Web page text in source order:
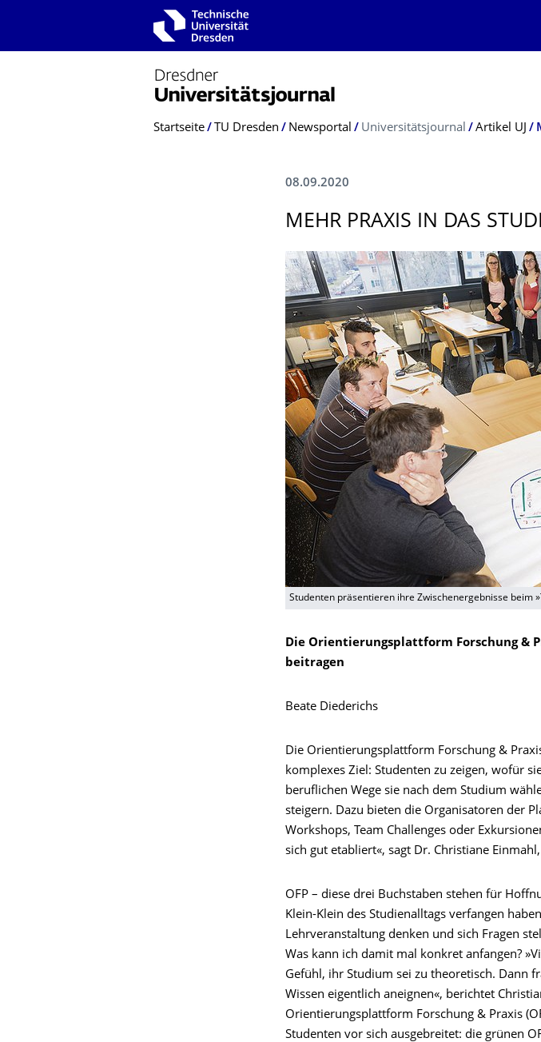
Zur Hauptnavigation springen
Breadcrumb-Menü
Startseite TU Dresden Newsportal Universitätsjournal Artikel UJ
08.09.2020
MEHR PRAXIS IN DAS
Studenten präsentieren ihre Zwischenergebnisse beim
Die Orientierungsplattform Forschung &
beitragen
Beate Diederichs
Die Orientierungsplattform Forschung &
komplexes Ziel: Studenten zu zeigen, wofür
beruflichen Wege sie nach dem Studium
steigern. Dazu bieten die Organisatoren der
Workshops, Team Challenges oder
sich gut etabliert«, sagt Dr. Christiane
OFP – diese drei Buchstaben stehen für
Klein-Klein des Studienalltags verfangen
Lehrveranstaltung denken und sich Fragen
Was kann ich damit mal konkret anfangen?
Gefühl, ihr Studium sei zu theoretisch. Dann
Wissen eigentlich aneignen«, berichtet
Orientierungsplattform Forschung & Praxis
Studenten vor sich ausgebreitet: die grünen